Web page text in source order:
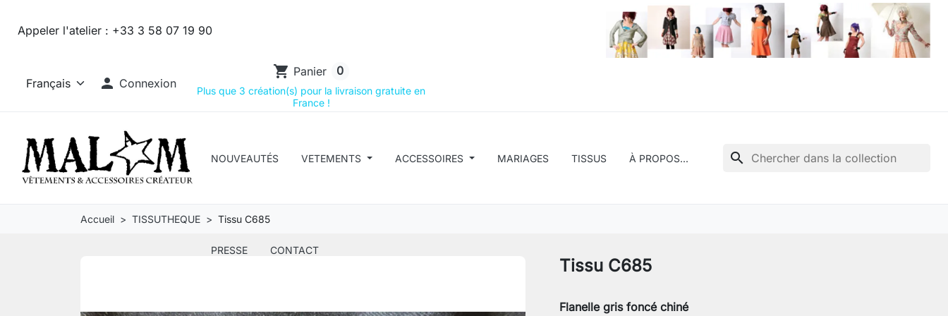
Appeler l'atelier : +33 3 58 07 19 90
 Connexion
shopping_cart Panier 0
Plus que 3 création(s) pour la livraison gratuite en
France !
NOUVEAUTÉS VETEMENTS ACCESSOIRES MARIAGES TISSUS À PROPOS...
PRESSE CONTACT
search
Accueil TISSUTHEQUE Tissu C685
Tissu C685
Flanelle gris foncé chiné